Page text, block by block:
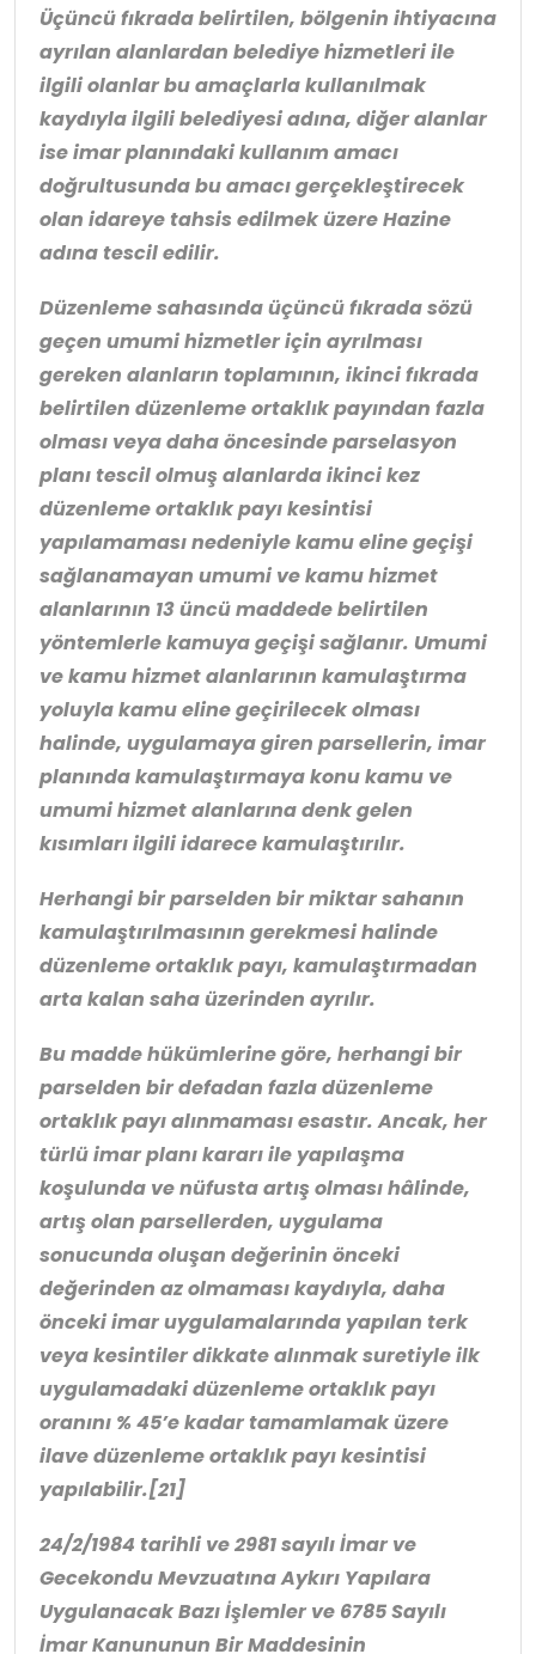
Üçüncü fıkrada belirtilen, bölgenin ihtiyacına
ayrılan alanlardan belediye hizmetleri ile
ilgili olanlar bu amaçlarla kullanılmak
kaydıyla ilgili belediyesi adına, diğer alanlar
ise imar planındaki kullanım amacı
doğrultusunda bu amacı gerçekleştirecek
olan idareye tahsis edilmek üzere Hazine
adına tescil edilir.
Düzenleme sahasında üçüncü fıkrada sözü
geçen umumi hizmetler için ayrılması
gereken alanların toplamının, ikinci fıkrada
belirtilen düzenleme ortaklık payından fazla
olması veya daha öncesinde parselasyon
planı tescil olmuş alanlarda ikinci kez
düzenleme ortaklık payı kesintisi
yapılamaması nedeniyle kamu eline geçişi
sağlanamayan umumi ve kamu hizmet
alanlarının 13 üncü maddede belirtilen
yöntemlerle kamuya geçişi sağlanır. Umumi
ve kamu hizmet alanlarının kamulaştırma
yoluyla kamu eline geçirilecek olması
halinde, uygulamaya giren parsellerin, imar
planında kamulaştırmaya konu kamu ve
umumi hizmet alanlarına denk gelen
kısımları ilgili idarece kamulaştırılır.
Herhangi bir parselden bir miktar sahanın
kamulaştırılmasının gerekmesi halinde
düzenleme ortaklık payı, kamulaştırmadan
arta kalan saha üzerinden ayrılır.
Bu madde hükümlerine göre, herhangi bir
parselden bir defadan fazla düzenleme
ortaklık payı alınmaması esastır. Ancak, her
türlü imar planı kararı ile yapılaşma
koşulunda ve nüfusta artış olması hâlinde,
artış olan parsellerden, uygulama
sonucunda oluşan değerinin önceki
değerinden az olmaması kaydıyla, daha
önceki imar uygulamalarında yapılan terk
veya kesintiler dikkate alınmak suretiyle ilk
uygulamadaki düzenleme ortaklık payı
oranını % 45’e kadar tamamlamak üzere
ilave düzenleme ortaklık payı kesintisi
yapılabilir.[21]
24/2/1984 tarihli ve 2981 sayılı İmar ve
Gecekondu Mevzuatına Aykırı Yapılara
Uygulanacak Bazı İşlemler ve 6785 Sayılı
İmar Kanununun Bir Maddesinin